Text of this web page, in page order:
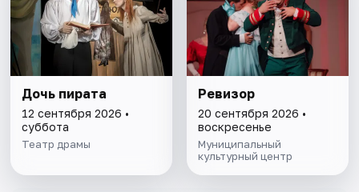
Дочь пирата
12 сентября 2026 •
суббота
Театр драмы
Ревизор
20 сентября 2026 •
воскресенье
Муниципальный
культурный центр